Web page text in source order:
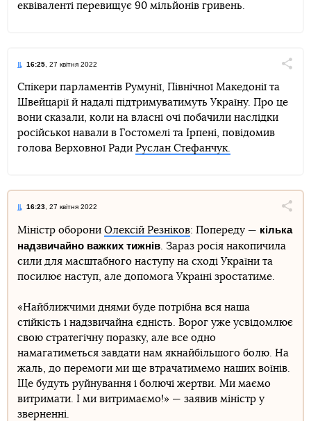
еквіваленті перевищує 90 мільйонів гривень.
16:25, 27 квітня 2022
TelegramFacebookTwitter
Спікери парламентів Румунії, Північної Македонії та
Швейцарії й надалі підтримуватимуть Україну. Про це
вони сказали, коли на власні очі побачили наслідки
російської навали в Гостомелі та Ірпені, повідомив
голова Верховної Ради Руслан Стефанчук.
16:23, 27 квітня 2022
Telegram FacebookTwitter
Міністр оборони Олексій Резніков: Попереду — кілька
надзвичайно важких тижнів. Зараз росія накопичила
сили для масштабного наступу на сході України та
посилює наступ, але допомога Україні зростатиме.
«Найближчими днями буде потрібна вся наша
стійкість і надзвичайна єдність. Ворог уже усвідомлює
свою стратегічну поразку, але все одно
намагатиметься завдати нам якнайбільшого болю. На
жаль, до перемоги ми ще втрачатимемо наших воїнів.
Ще будуть руйнування і болючі жертви. Ми маємо
витримати. І ми витримаємо!» — заявив міністр у
зверненні.